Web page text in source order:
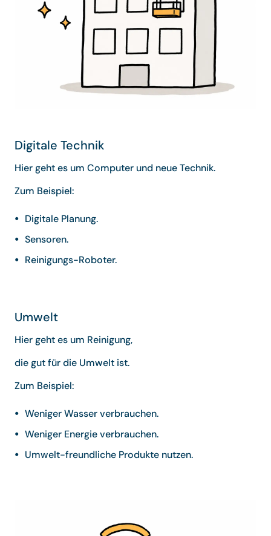
Digitale Technik
Hier geht es um Computer und neue Technik.
Zum Beispiel:
Digitale Planung.
Sensoren.
Reinigungs-Roboter.
Umwelt
Hier geht es um Reinigung,
die gut für die Umwelt ist.
Zum Beispiel:
Weniger Wasser verbrauchen.
Weniger Energie verbrauchen.
Umwelt-freundliche Produkte nutzen.